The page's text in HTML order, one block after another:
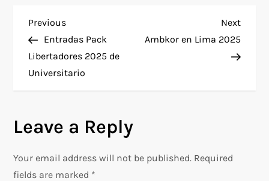
P
o
s
n
a
Previous
Post
Previous
Entradas Pack
Libertadores 2025 de
Universitario
Next
Post
Next
Ambkor en Lima 2025
Leave a Reply
Your email address will not be published. Required
fields are marked *